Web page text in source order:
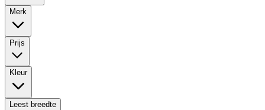
Merk
Prijs
Kleur
Leest breedte